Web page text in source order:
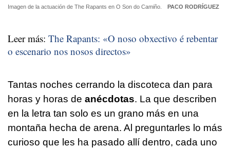
Imagen de la actuación de The Rapants en O Son do Camiño. PACO RODRÍGUEZ
Leer más: The Rapants: «O noso obxectivo é rebentar
o escenario nos nosos directos»
Tantas noches cerrando la discoteca dan para
horas y horas de anécdotas. La que describen
en la letra tan solo es un grano más en una
montaña hecha de arena. Al preguntarles lo más
curioso que les ha pasado allí dentro, cada uno